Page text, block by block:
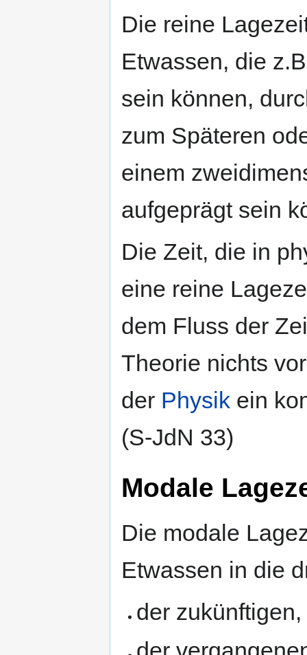
Die reine
Etwassen, die
sein können,
zum Späteren
einem
aufgeprägt sein
Die Zeit, die in
eine reine
dem Fluss der
Theorie nichts
der Physik ein
(S-JdN 33)
Modale
Die modale
Etwassen in die
der